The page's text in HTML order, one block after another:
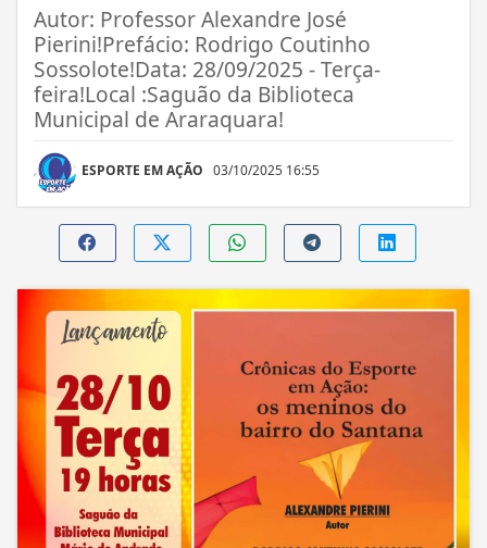
Autor: Professor Alexandre José
Pierini!Prefácio: Rodrigo Coutinho
Sossolote!Data: 28/09/2025 - Terça-
feira!Local :Saguão da Biblioteca
Municipal de Araraquara!
ESPORTE EM AÇÃO 03/10/2025 16:55